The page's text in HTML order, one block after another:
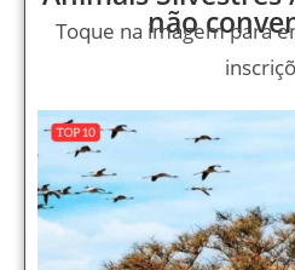
não
Toque na imagem para